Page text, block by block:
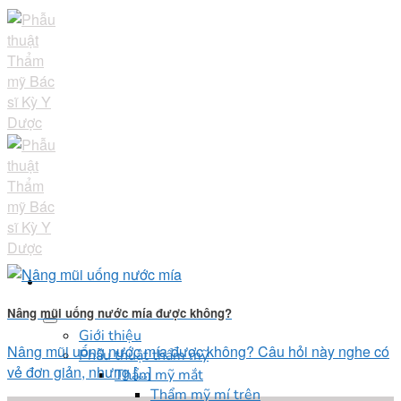
Skip
to
content
Giới thiệu
Phẫu thuật thẩm mỹ
Thẩm mỹ mắt
Thẩm mỹ mí trên
Nâng mũi uống nước mía được không?
Nâng mũi uống nước mía được không? Câu hỏi này nghe có
vẻ đơn giản, nhưng [...]